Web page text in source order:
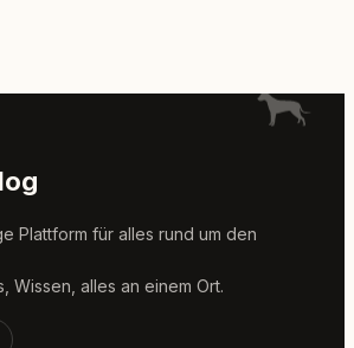
Plattform für alles rund um den
Wissen, alles an einem Ort.